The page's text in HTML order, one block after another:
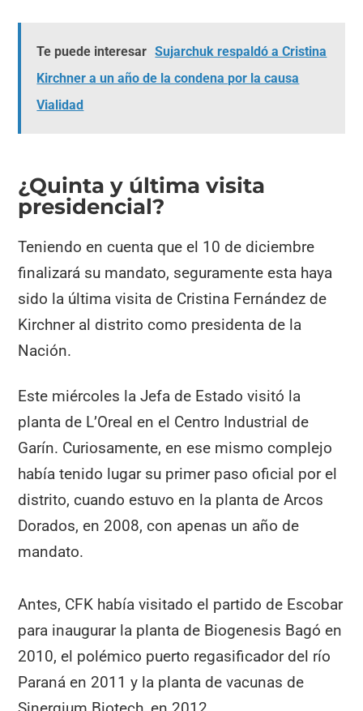
Te puede interesar Sujarchuk respaldó a Cristina
Kirchner a un año de la condena por la causa
Vialidad
¿Quinta y última visita
presidencial?
Teniendo en cuenta que el 10 de diciembre
finalizará su mandato, seguramente esta haya
sido la última visita de Cristina Fernández de
Kirchner al distrito como presidenta de la
Nación.
Este miércoles la Jefa de Estado visitó la
planta de L’Oreal en el Centro Industrial de
Garín. Curiosamente, en ese mismo complejo
había tenido lugar su primer paso oficial por el
distrito, cuando estuvo en la planta de Arcos
Dorados, en 2008, con apenas un año de
mandato.
Antes, CFK había visitado el partido de Escobar
para inaugurar la planta de Biogenesis Bagó en
2010, el polémico puerto regasificador del río
Paraná en 2011 y la planta de vacunas de